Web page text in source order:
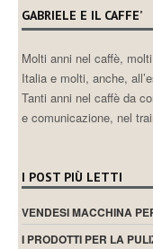
GABRIELE E IL CAFFE’
Molti anni nel caffè,
Italia e molti, anche,
Tanti anni nel caffè da
e comunicazione, nel
I POST PIÙ LETTI
VENDESI MACCHINA
I PRODOTTI PER LA